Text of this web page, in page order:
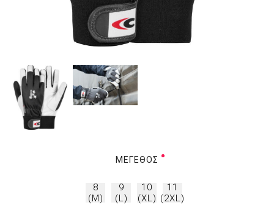
ΜΈΓΕΘΟΣ
8
(M)
9
(L)
10
(XL)
11
(2XL)